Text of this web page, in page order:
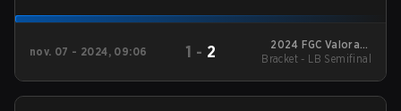
nov. 07 - 2024, 09:06 1 - 2
2024 FGC Valorant
Invitational
Bracket - LB Semifinal